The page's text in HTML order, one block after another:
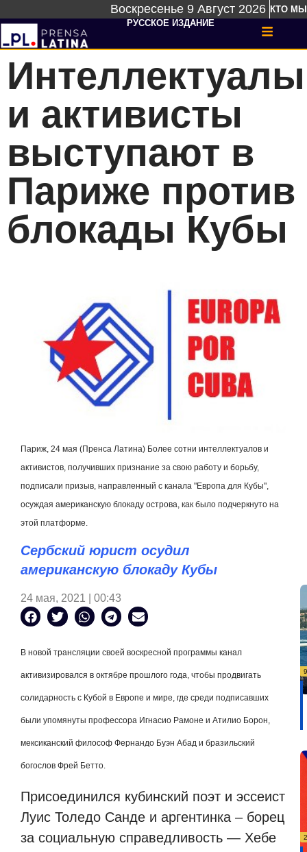
Воскресенье 9 Август 2026 КТО МЫ
РУССКОЕ ИЗДАНИЕ
Интеллектуалы
и активисты
выступают в
Париже против
блокады Кубы
Париж, 24 мая (Пренса Латина) Более сотни интеллектуалов и
активистов, получивших признание за свою работу и борьбу,
подписали призыв, направленный с канала "Европа для Кубы",
осуждая американскую блокаду острова, как было подчеркнуто на
этой платформе.
Сербский юрист осудил
американскую блокаду Кубы
24 мая, 2021 | 00:43
В новой трансляции своей воскресной программы канал
активизировался в октябре прошлого года, чтобы продвигать
солидарность с Кубой в Европе и мире, где среди подписавших
были упомянуты профессора Игнасио Рамоне и Атилио Борон,
мексиканский философ Фернандо Буэн Абад и бразильский
богослов Фрей Бетто.
Присоединился кубинский поэт и эссеист
Луис Толедо Санде и аргентинка – борец
за социальную справедливость — Хебе